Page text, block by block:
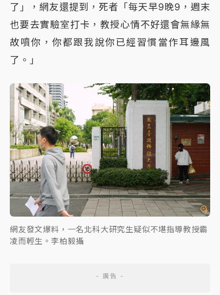
了」，網友還提到，死者「每天早9晚9，週末
也要去實驗室打卡，教授心情不好還會無緣無
故噴你，你都跟我說你已經習慣當作耳邊風
了。」
網友發文爆料，一名北科大研究生疑似不堪指導教授霸
凌而輕生。李柏毅攝